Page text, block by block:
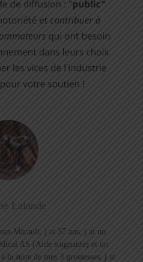
Lalande
Marault, j ai 37 ans, j ai un
AS (Aide soignante) et un
la suite de mes 3 grossesses, j ai